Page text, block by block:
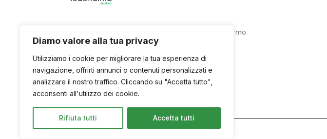
Diamo valore alla tua privacy
Utilizziamo i cookie per migliorare la tua esperienza di
navigazione, offrirti annunci o contenuti personalizzati e
analizzare il nostro traffico. Cliccando su "Accetta tutto",
acconsenti all'utilizzo dei cookie.
Rifiuta tutti Accetta tutti
Unione titolari di farmacia della provincia di Palermo.